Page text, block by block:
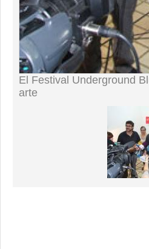
El Festival Underground
arte